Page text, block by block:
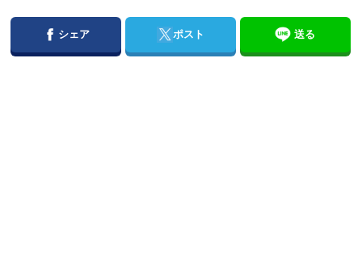
Facebook
シェア Twitterポスト 送る